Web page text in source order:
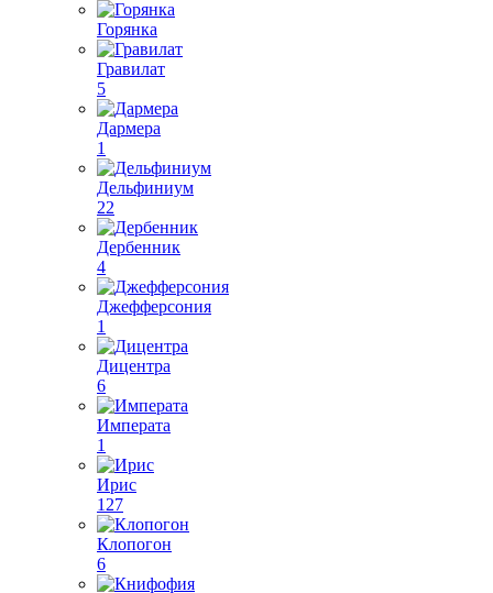
Горянка
Гравилат
5
Дармера
1
Дельфиниум
22
Дербенник
4
Джефферсония
1
Дицентра
6
Императа
1
Ирис
127
Клопогон
6